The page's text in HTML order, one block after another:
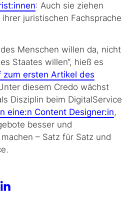
: Auch sie ziehen
ihrer juristischen Fachsprache
Menschen willen da, nicht
Staates willen“, hieß es
zum ersten Artikel des
diesem Credo wächst
Disziplin beim DigitalService
eine:n Content Designer:in,
besser und
– Satz für Satz und